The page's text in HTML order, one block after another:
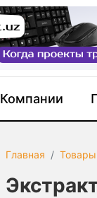
Компании
Главная Товары